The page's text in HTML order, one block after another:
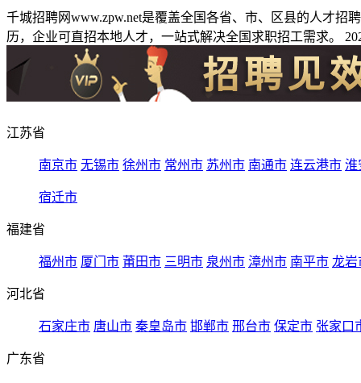
千城招聘网www.zpw.net是覆盖全国各省、市、区县的人才
历，企业可直招本地人才，一站式解决全国求职招工需求。
江苏省
南京市 无锡市 徐州市 常州市 苏州市 南通市 连云港市 淮
宿迁市
福建省
福州市 厦门市 莆田市 三明市 泉州市 漳州市 南平市 龙岩
河北省
石家庄市 唐山市 秦皇岛市 邯郸市 邢台市 保定市 张家口
广东省